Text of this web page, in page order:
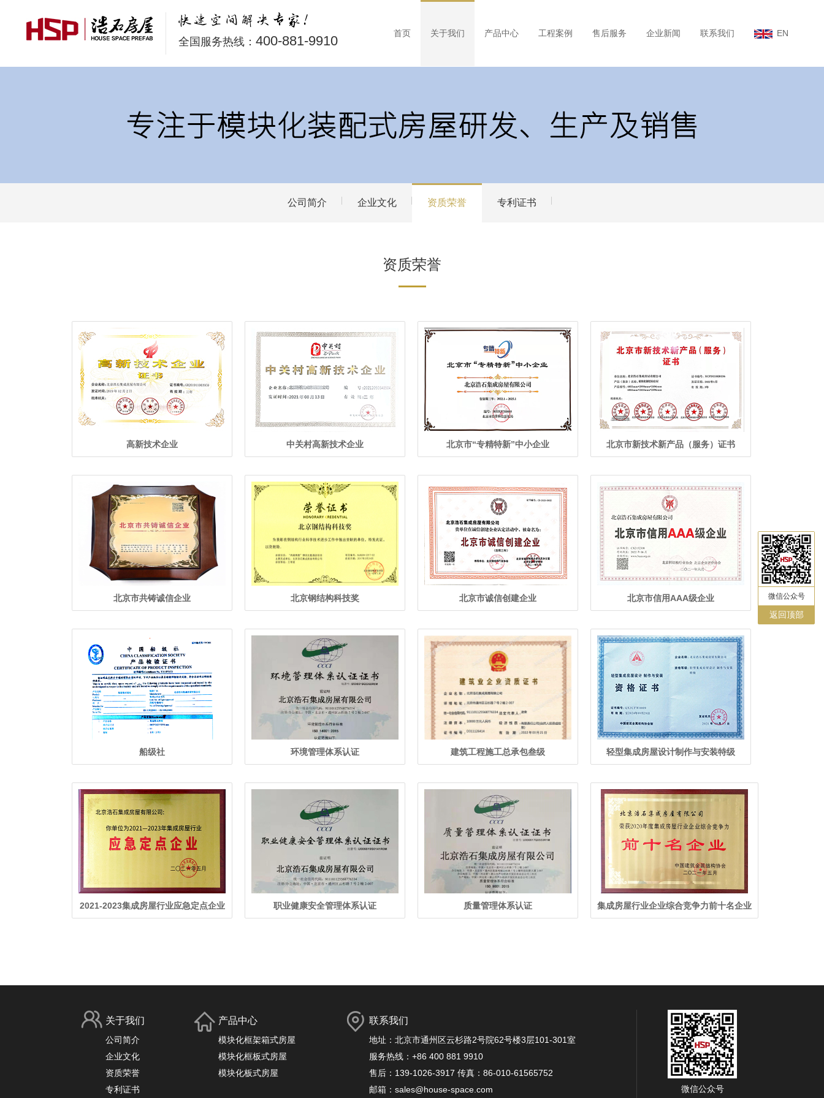
全国服务热线： 400-881-9910 首页 关于我们 产品中心 工程案例 售后服务 企业新闻 联系我们 EN
公司简介 企业文化 资质荣誉 专利证书
资质荣誉
高新技术企业 中关村高新技术企业 北京市“专精特新”中小企业 北京市新技术新产品（服务）证书
北京市共铸诚信企业 北京钢结构科技奖 北京市诚信创建企业 北京市信用AAA级企业
船级社 环境管理体系认证 建筑工程施工总承包叁级 轻型集成房屋设计制作与安装特级
2021-2023集成房屋行业应急定点企业 职业健康安全管理体系认证 质量管理体系认证 集成房屋行业企业综合竞争力前十名企业
关于我们
公司简介
企业文化
资质荣誉
专利证书
产品中心
模块化框架箱式房屋
模块化框板式房屋
模块化板式房屋
联系我们
地址：北京市通州区云杉路2号院62号楼3层101-301室
服务热线：+86 400 881 9910
售后：139-1026-3917 传真：86-010-61565752
邮箱：sales@house-space.com
微信公众号
微信公众号
返回顶部